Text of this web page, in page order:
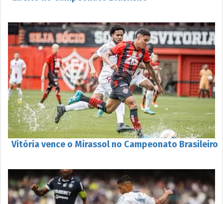
Vitória vence o Mirassol no Campeonato Brasileiro